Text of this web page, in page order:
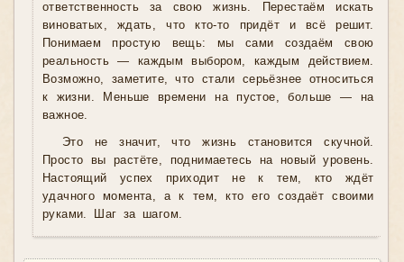
ответственность за свою жизнь. Перестаём искать
виноватых, ждать, что кто-то придёт и всё решит.
Понимаем простую вещь: мы сами создаём свою
реальность — каждым выбором, каждым действием.
Возможно, заметите, что стали серьёзнее относиться
к жизни. Меньше времени на пустое, больше — на
важное.
Это не значит, что жизнь становится скучной.
Просто вы растёте, поднимаетесь на новый уровень.
Настоящий успех приходит не к тем, кто ждёт
удачного момента, а к тем, кто его создаёт своими
руками. Шаг за шагом.